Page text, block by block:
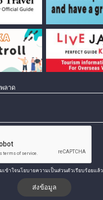
ลาด
ข้าใจนโยบายความเป็นส่วนตัวเรียบร้อยแล้ว